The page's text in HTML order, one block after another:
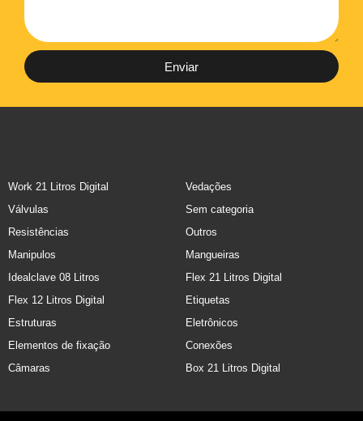
Enviar
Work 21 Litros Digital
Vedações
Válvulas
Sem categoria
Resistências
Outros
Manipulos
Mangueiras
Idealclave 08 Litros
Flex 21 Litros Digital
Flex 12 Litros Digital
Etiquetas
Estruturas
Eletrônicos
Elementos de fixação
Conexões
Câmaras
Box 21 Litros Digital